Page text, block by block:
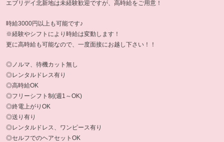
エブリデイ北新地は未経験歓迎ですが、高時給をご用意！
時給3000円以上も可能です♪
※経験やシフトにより時給は変動します！
更に高時給も可能なので、一度面接にお越し下さい！！
◎ノルマ、待機カット無し
◎レンタルドレス有り
◎高時給OK
◎フリーシフト制(週1～OK)
◎終電上がりOK
◎送り有り
◎レンタルドレス、ワンピース有り
◎セルフでのヘアセットOK